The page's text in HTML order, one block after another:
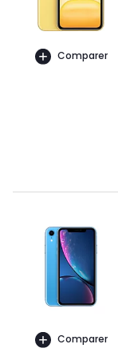
Comparer
Comparer